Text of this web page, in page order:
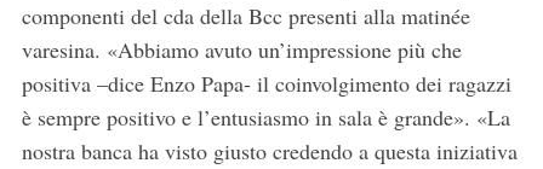
componenti del cda della Bcc presenti alla matinée
varesina. «Abbiamo avuto un’impressione più che
positiva –dice Enzo Papa- il coinvolgimento dei ragazzi
è sempre positivo e l’entusiasmo in sala è grande». «La
nostra banca ha visto giusto credendo a questa iniziativa
f
: